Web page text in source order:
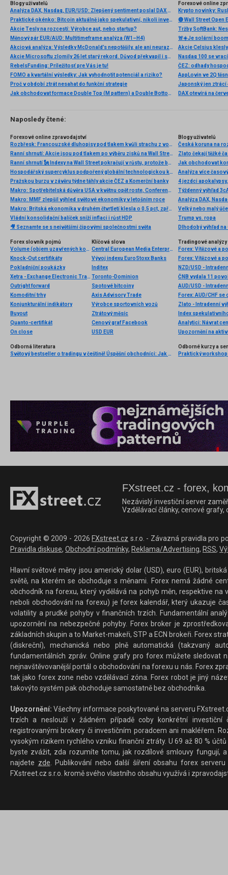
Blogy uživatelů
Analýza DAX, Nasdaq, EUR/USD: Zlepšený sentiment poslal DAX na nová maxima
Praktické okénko: Bitcoin aktuálně jako spekulativní, nikoli investiční aktivum
Akcie Tesly na rozcestí: Výrobce aut, nebo startup?
Měnový pár EUR/AUD: Multitimeframe analýza (W1–H4)
Akciová analýza: Výsledky McDonald’s nepotěšily, ale ani neurazily. Jakou vizi společnost prezentovala?
Akcie Microsoftu zlomily 26 let starý rekord. Důvod překvapil i samotné investory
RebelsFunding: Príležitosť pre Vás je tu!
FOMO a kvartální výsledky: Jak vyhodnotit potenciál a riziko?
Proč v období ztrát nesahat do funkční strategie
Jak obchodovat formace Double Top (M pattern) a Double Bottom (W pattern)
Forexové online
Tržby SoftBank:
Akcie Celsius klesly
ČEZ: odhady
Naposledy čtené:
Forexové online zpravodajství
Rozbřesk: Francouzské dluhopisy pod tlakem kvůli strachu z voleb
Ranní shrnutí: Akcie jsou pod tlakem po výběru zisků na Wall Street, FX zůstává bez výraznějšího pohybu (06.08.2026)
Ranní shrnutí 🗽 Indexy na Wall Street pokračují v růstu, protože bylo prodlouženo příměří mezi USA a Íránem (22.04.2026)
Hospodářský supercyklus podpořený globální technologickou konkurencí
Pražskou burzu v závěru týdne táhly akcie ČEZ a Komerční banky
Makro: Spotřebitelská důvěra USA v květnu opět roste, Conference Board
Makro: MMF zlepšil výhled světové ekonomiky v letošním roce
Makro: Britská ekonomika v druhém čtvrtletí klesla o 0,5 pct, zpřesněný odhad
Vládní konsolidační balíček sníží inflaci i růst HDP
🎥 Seznamte se s největšími čipovými společnostmi světa
Blogy uživatelů
Česká koruna na
Zlato čekají těžké
Jak obchodovat
Analýza více
4 jezdci
Týždenný výhľad
Velký nebo malý
Trump vs. ropa
Dlhodobý výhľad na
Forex slovník pojmů
Volume (objem uzavřených kontraktů)
Knock-Out certifikáty
Pokladniční poukázky
Xetra - Exchange Electronic Trading
Outright forward
Komoditní trhy
Konjunkturální indikátory
Buyout
Quanto-certifikát
On close
Klíčová slova
Central European Media Enterprises
Vývoj indexu EuroStoxx Banks
Inditex
Toronto-Dominion
Spotové bitcoiny
Axis Advisory Trade
Výrobce sportovních vozů
Ztrátový měsíc
Cenový graf Facebook
USD EUR
Tradingové analýzy
Forex: Vítězové a
Forex: Vítězové a
NZD/USD -
ČNB vydala 11
AUD/USD -
Forex: AUD/CHF
Zlato - Intradenní
Index
Odborná literatura
Světový bestseller o tradingu v češtině! Úspěšní obchodníci: Jak běžní lidé porážejí Wall Street v jeho vlastní hře
Odborné kurzy a
FXstreet.cz - forex,
Nezávislý investiční server
Vzdělávací články, cenové
Copyright © 2009 - 2026 FXstreet.cz s.r.o. - Závazná pravidla pro
Pravidla diskuse, Obchodní podmínky, Reklama/Advertising, RSS,
Hlavní světové měny jsou americký dolar (USD), euro (EUR),
světě, na kterém se obchoduje s měnami. Forex nemá žádné
obchodník na forexu, který vydělává na pohyb měn, respektive
neboli obchodování na forexu) je forex kalendář, který ukazuje
volatility a prudké pohyby v finančních trzích. Fundamentální
upozornění na nebezpečné pohyby. Forex broker je
základních skupin a to Market-makeři, STP a ECN brokeři. Forex
(diskreční), mechanická nebo plně automatická (takzvaný
fundamentálních zpráv. Online grafy pro forex můžete sledovat
nejnavštěvovanější portál o obchodování na forexu u nás. Forex
tak jako forex zone nebo vzdělávací zóna. Forex robot je jiný
takovýto systém pak obchoduje samostatně bez obchodníka.
Upozornění: Všechny informace poskytované na serveru
trzích a neslouží v žádném případě coby konkrétní investiční
registrovanými brokery či investičním poradcem ani makléřem.
vysokým rizikem rychlého vzniku finanční ztráty. U 69 až 80 %
byste zvážit, zda rozumíte tomu, jak rozdílové smlouvy fungují,
najdete zde. Publikování nebo další šíření obsahu forex
FXstreet.cz s.r.o. kromě svého vlastního obsahu využívá i